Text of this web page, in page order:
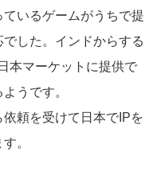
いるゲームがうちで提
した。インドからする
本マーケットに提供で
うです。
頼を受けて日本でIPを
。